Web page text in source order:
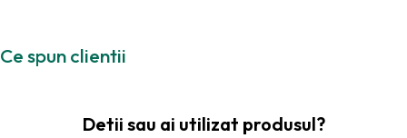
Ce spun clientii
Detii sau ai utilizat produsul?